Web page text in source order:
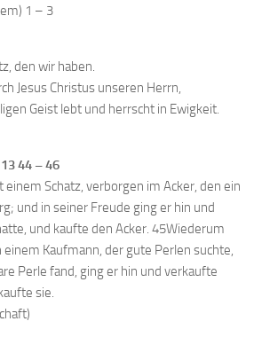
1 – 3
den wir haben.
Jesus Christus unseren Herrn,
Geist lebt und herrscht in Ewigkeit.
44 – 46
einem Schatz, verborgen im Acker, den ein
und in seiner Freude ging er hin und
und kaufte den Acker. 45Wiederum
Kaufmann, der gute Perlen suchte,
Perle fand, ging er hin und verkaufte
sie.